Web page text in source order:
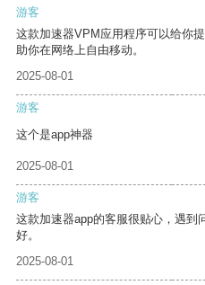
游客
这款加速器VPM应用程序可以给你
助你在网络上自由移动。
2025-08-01
游客
这个是app神器
2025-08-01
游客
这款加速器app的客服很贴心，遇到
好。
2025-08-01